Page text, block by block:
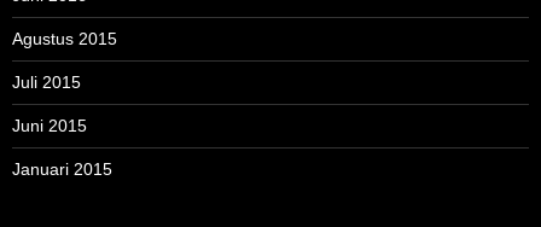
Agustus 2015
Juli 2015
Juni 2015
Januari 2015